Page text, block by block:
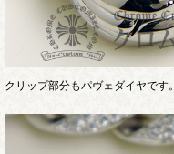
クリップ部分もパヴェダイヤです。